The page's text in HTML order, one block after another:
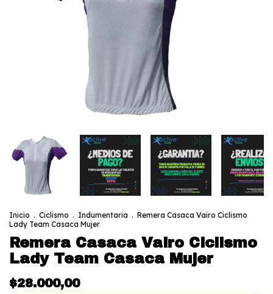
Inicio . Ciclismo . Indumentaria . Remera Casaca Vairo Ciclismo
Lady Team Casaca Mujer
Remera Casaca Vairo Ciclismo
Lady Team Casaca Mujer
$28.000,00